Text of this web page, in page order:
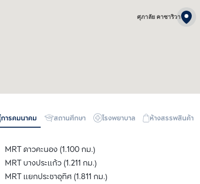
ศุภาลัย คาซาริวา
การคมนาคม สถานศึกษา โรงพยาบาล ห้างสรรพสินค้า
MRT ดาวคะนอง (1.100 กม.)
MRT บางประแก้ว (1.211 กม.)
MRT แยกประชาอุทิศ (1.811 กม.)